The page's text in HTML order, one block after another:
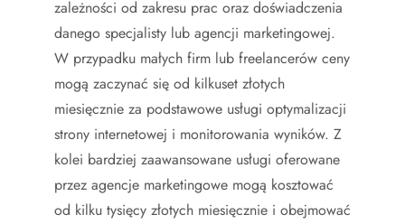
zależności od zakresu prac oraz doświadczenia
danego specjalisty lub agencji marketingowej.
W przypadku małych firm lub freelancerów ceny
mogą zaczynać się od kilkuset złotych
miesięcznie za podstawowe usługi optymalizacji
strony internetowej i monitorowania wyników. Z
kolei bardziej zaawansowane usługi oferowane
przez agencje marketingowe mogą kosztować
od kilku tysięcy złotych miesięcznie i obejmować